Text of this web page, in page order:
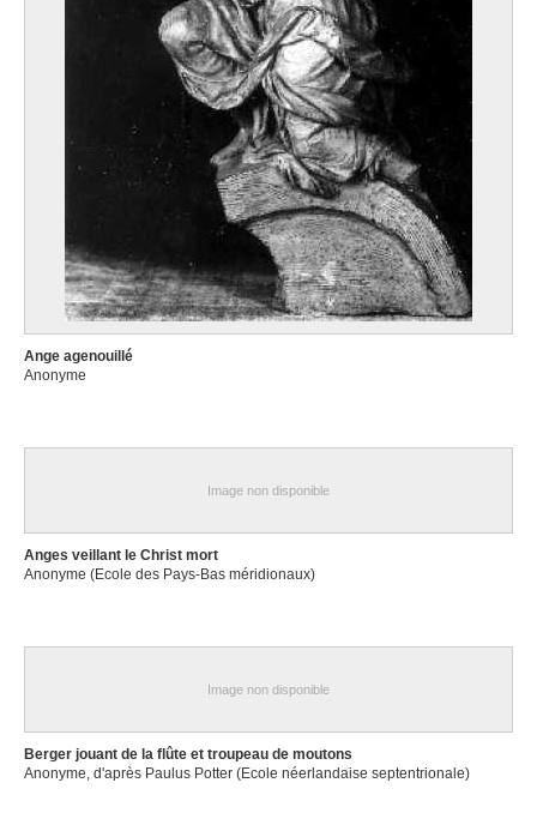
Ange agenouillé
Anonyme
Image non disponible
Anges veillant le Christ mort
Anonyme (Ecole des Pays-Bas méridionaux)
Image non disponible
Berger jouant de la flûte et troupeau de moutons
Anonyme, d'après Paulus Potter (Ecole néerlandaise septentrionale)